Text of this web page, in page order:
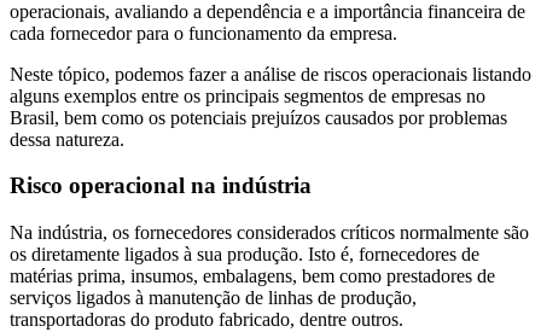
operacionais, avaliando a dependência e a importância financeira de
cada fornecedor para o funcionamento da empresa.
Neste tópico, podemos fazer a análise de riscos operacionais listando
alguns exemplos entre os principais segmentos de empresas no
Brasil, bem como os potenciais prejuízos causados por problemas
dessa natureza.
Risco operacional na indústria
Na indústria, os fornecedores considerados críticos normalmente são
os diretamente ligados à sua produção. Isto é, fornecedores de
matérias prima, insumos, embalagens, bem como prestadores de
serviços ligados à manutenção de linhas de produção,
transportadoras do produto fabricado, dentre outros.